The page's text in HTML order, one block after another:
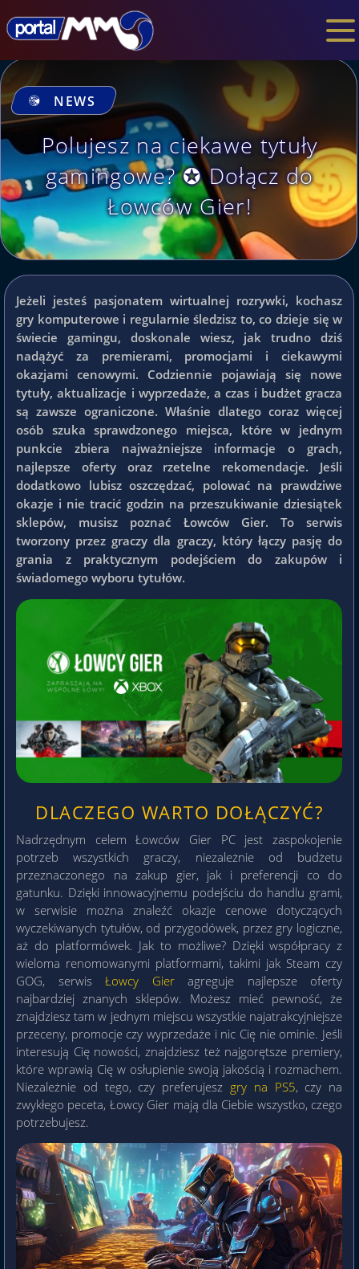
NEWS
Polujesz na ciekawe tytuły
gamingowe? ✪ Dołącz do
Łowców Gier!
Jeżeli jesteś pasjonatem wirtualnej rozrywki, kochasz
gry komputerowe i regularnie śledzisz to, co dzieje się w
świecie gamingu, doskonale wiesz, jak trudno dziś
nadążyć za premierami, promocjami i ciekawymi
okazjami cenowymi. Codziennie pojawiają się nowe
tytuły, aktualizacje i wyprzedaże, a czas i budżet gracza
są zawsze ograniczone. Właśnie dlatego coraz więcej
osób szuka sprawdzonego miejsca, które w jednym
punkcie zbiera najważniejsze informacje o grach,
najlepsze oferty oraz rzetelne rekomendacje. Jeśli
dodatkowo lubisz oszczędzać, polować na prawdziwe
okazje i nie tracić godzin na przeszukiwanie dziesiątek
sklepów, musisz poznać Łowców Gier. To serwis
tworzony przez graczy dla graczy, który łączy pasję do
grania z praktycznym podejściem do zakupów i
świadomego wyboru tytułów.
DLACZEGO WARTO DOŁĄCZYĆ?
Nadrzędnym celem Łowców Gier PC jest zaspokojenie
potrzeb wszystkich graczy, niezależnie od budżetu
przeznaczonego na zakup gier, jak i preferencji co do
gatunku. Dzięki innowacyjnemu podejściu do handlu grami,
w serwisie można znaleźć okazje cenowe dotyczących
wyczekiwanych tytułów, od przygodówek, przez gry logiczne,
aż do platformówek. Jak to możliwe? Dzięki współpracy z
wieloma renomowanymi platformami, takimi jak Steam czy
GOG, serwisŁowcy Gieragreguje najlepsze oferty
najbardziej znanych sklepów. Możesz mieć pewność, że
znajdziesz tam w jednym miejscu wszystkie najatrakcyjniejsze
przeceny, promocje czy wyprzedaże i nic Cię nie ominie. Jeśli
interesują Cię nowości, znajdziesz też najgorętsze premiery,
które wprawią Cię w osłupienie swoją jakością i rozmachem.
Niezależnie od tego, czy preferujesz gry na PS5, czy na
zwykłego peceta, Łowcy Gier mają dla Ciebie wszystko, czego
potrzebujesz.